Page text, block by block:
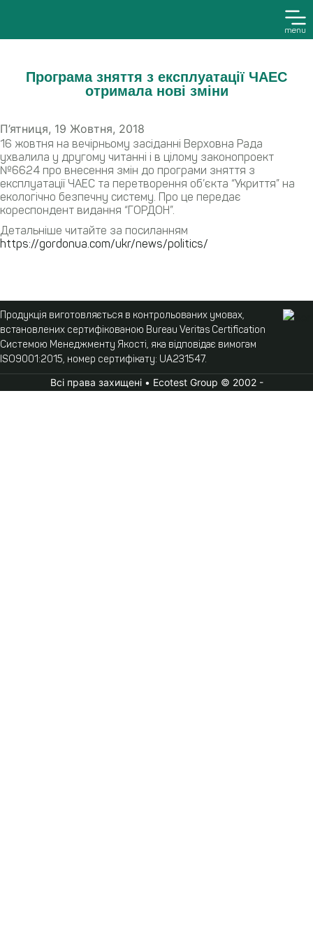
menu
Програма зняття з експлуатації ЧАЕС
отримала нові зміни
П’ятниця, 19 Жовтня, 2018
16 жовтня на вечірньому засіданні Верховна Рада
ухвалила у другому читанні і в цілому законопроект
№6624 про внесення змін до програми зняття з
експлуатації ЧАЕС та перетворення об’єкта “Укриття” на
екологічно безпечну систему. Про це передає
кореспондент видання “ГОРДОН”.
Детальніше читайте за посиланням
https://gordonua.com/ukr/news/politics/
Продукція виготовляється в контрольованих умовах,
встановлених сертифікованою Bureau Veritas Certification
Системою Менеджменту Якості, яка відповідає вимогам
ISO9001:2015, номер сертифікату: UA231547.
Всі права захищені • Ecotest Group © 2002 -